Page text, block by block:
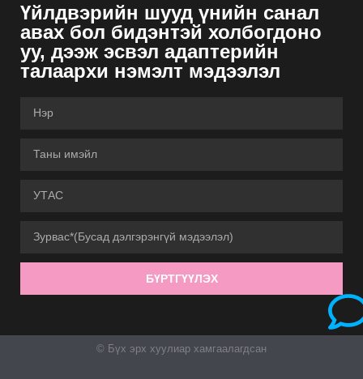
Үйлдвэрийн шууд үнийн санал
авах бол бидэнтэй холбогдоно
уу, дээж эсвэл адаптерийн
талаархи нэмэлт мэдээлэл
БҮРТГҮҮЛЭХ
© Бүх эрх хуулиар хамгаалагдсан